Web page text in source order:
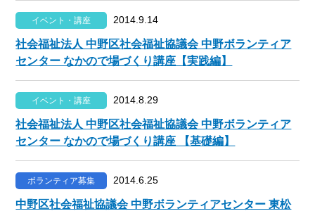
イベント・講座 2014.9.14
社会福祉法人 中野区社会福祉協議会 中野ボランティア
センター なかので場づくり講座【実践編】
イベント・講座 2014.8.29
社会福祉法人 中野区社会福祉協議会 中野ボランティア
センター なかので場づくり講座 【基礎編】
ボランティア募集 2014.6.25
中野区社会福祉協議会 中野ボランティアセンター 東松